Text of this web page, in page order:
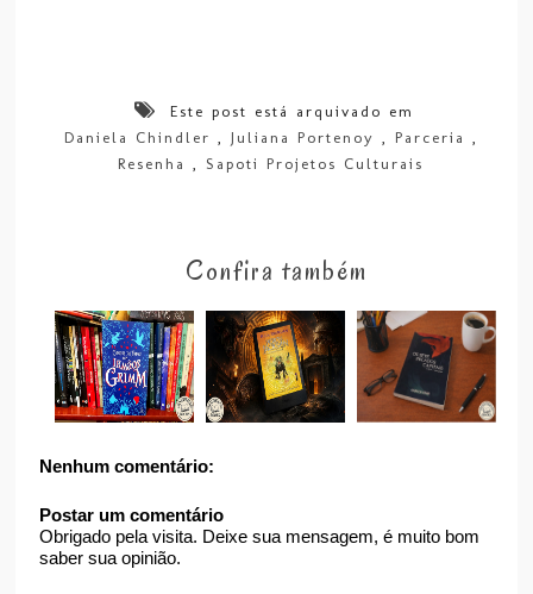
Este post está arquivado em
Daniela Chindler , Juliana Portenoy , Parceria ,
Resenha , Sapoti Projetos Culturais
Confira também
Nenhum comentário:
Postar um comentário
Obrigado pela visita. Deixe sua mensagem, é muito bom
saber sua opinião.